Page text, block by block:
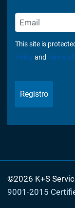
This site is
Policy and Terms
Registro
©2026 K+S
9001-2015